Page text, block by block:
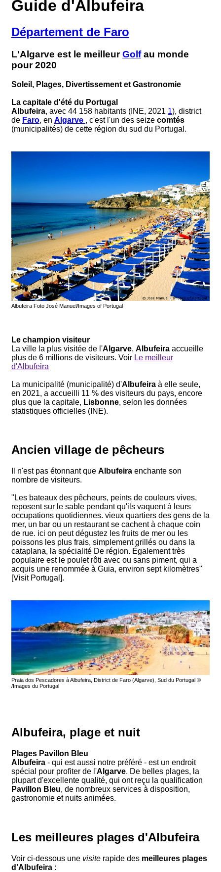
Guide d'Albufeira
Département de Faro
L'Algarve est le meilleurGolfau monde
pour 2020
Soleil, Plages, Divertissement et Gastronomie
La capitale d'été du Portugal
Albufeira, avec 44 158 habitants (INE, 2021 1), district
de Faro, en Algarve , c'est l'un des seize comtés
(municipalités) de cette région du sud du Portugal.
Albufeira Foto José Manuel/Images of Portugal
Le champion visiteur
La ville la plus visitée de l'Algarve, Albufeira accueille
plus de 6 millions de visiteurs. Voir Le meilleur
d'Albufeira
La municipalité (municipalité) d'Albufeira à elle seule,
en 2021, a accueilli 11 % des visiteurs du pays, encore
plus que la capitale, Lisbonne, selon les données
statistiques officielles (INE).
Ancien village de pêcheurs
Il n'est pas étonnant que Albufeira enchante son
nombre de visiteurs.
"Les bateaux des pêcheurs, peints de couleurs vives,
reposent sur le sable pendant qu'ils vaquent à leurs
occupations quotidiennes. vieux quartiers des gens de la
mer, un bar ou un restaurant se cachent à chaque coin
de rue. ici on peut dégustez les fruits de mer ou les
poissons les plus frais, simplement grillés ou dans la
cataplana, la spécialité De région. Également très
populaire est le poulet rôti avec ou sans piment, qui a
acquis une renommée à Guia, environ sept kilomètres"
[Visit Portugal].
Praia dos Pescadores à Albufeira, District de Faro (Algarve), Sud du Portugal ©
/Images du Portugal
Albufeira, plage et nuit
Plages Pavillon Bleu
Albufeira - qui est aussi notre préféré - est un endroit
spécial pour profiter de l'Algarve. De belles plages, la
plupart d'excellente qualité, qui ont reçu la qualification
Pavillon Bleu, de nombreux services à disposition,
gastronomie et nuits animées.
Les meilleures plages d'Albufeira
Voir ci-dessous une visite rapide des meilleures plages
d'Albufeira :